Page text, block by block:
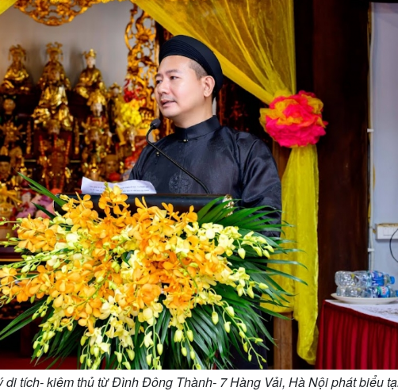
tích- kiêm thủ từ Đình Đông Thành- 7 Hàng Vải, Hà Nội phát biểu